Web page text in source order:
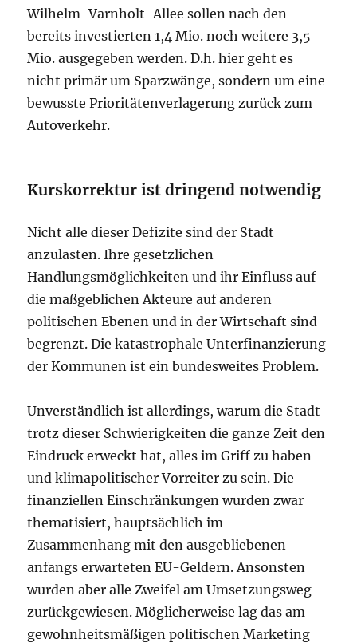
Wilhelm-Varnholt-Allee sollen nach den
bereits investierten 1,4 Mio. noch weitere 3,5
Mio. ausgegeben werden. D.h. hier geht es
nicht primär um Sparzwänge, sondern um eine
bewusste Prioritätenverlagerung zurück zum
Autoverkehr.
Kurskorrektur ist dringend notwendig
Nicht alle dieser Defizite sind der Stadt
anzulasten. Ihre gesetzlichen
Handlungsmöglichkeiten und ihr Einfluss auf
die maßgeblichen Akteure auf anderen
politischen Ebenen und in der Wirtschaft sind
begrenzt. Die katastrophale Unterfinanzierung
der Kommunen ist ein bundesweites Problem.
Unverständlich ist allerdings, warum die Stadt
trotz dieser Schwierigkeiten die ganze Zeit den
Eindruck erweckt hat, alles im Griff zu haben
und klimapolitischer Vorreiter zu sein. Die
finanziellen Einschränkungen wurden zwar
thematisiert, hauptsächlich im
Zusammenhang mit den ausgebliebenen
anfangs erwarteten EU-Geldern. Ansonsten
wurden aber alle Zweifel am Umsetzungsweg
zurückgewiesen. Möglicherweise lag das am
gewohnheitsmäßigen politischen Marketing